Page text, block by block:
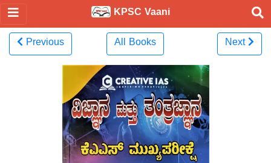
KPSC Vaani
Previous All Books Next